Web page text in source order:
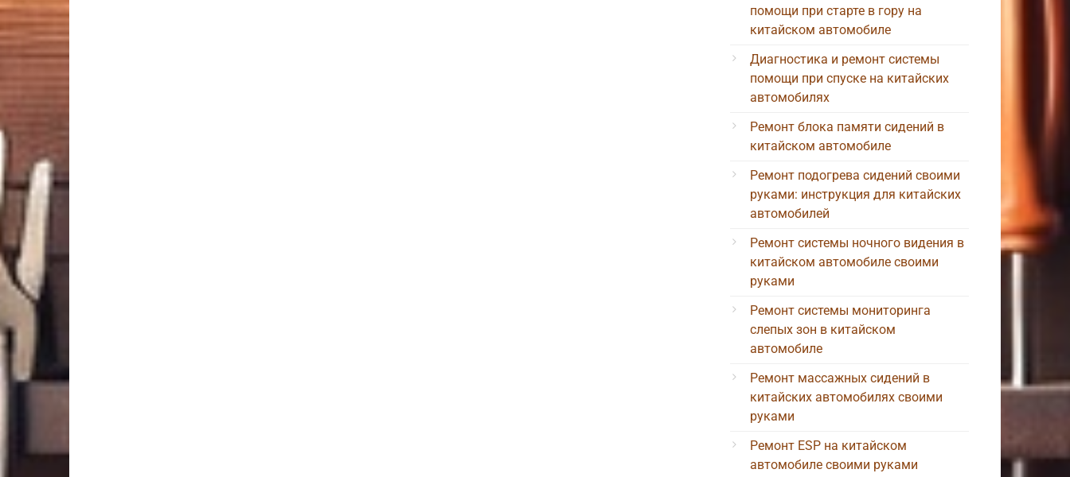
помощи при старте в гору на
китайском автомобиле
Диагностика и ремонт системы
помощи при спуске на китайских
автомобилях
Ремонт блока памяти сидений в
китайском автомобиле
Ремонт подогрева сидений своими
руками: инструкция для китайских
автомобилей
Ремонт системы ночного видения в
китайском автомобиле своими
руками
Ремонт системы мониторинга
слепых зон в китайском
автомобиле
Ремонт массажных сидений в
китайских автомобилях своими
руками
Ремонт ESP на китайском
автомобиле своими руками